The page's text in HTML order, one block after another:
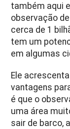
também aqui
observação
cerca de 1
tem um
em algumas
Ele
vantagens
é que o
uma área
sair de barco,